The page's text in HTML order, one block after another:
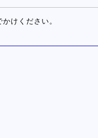
けください。